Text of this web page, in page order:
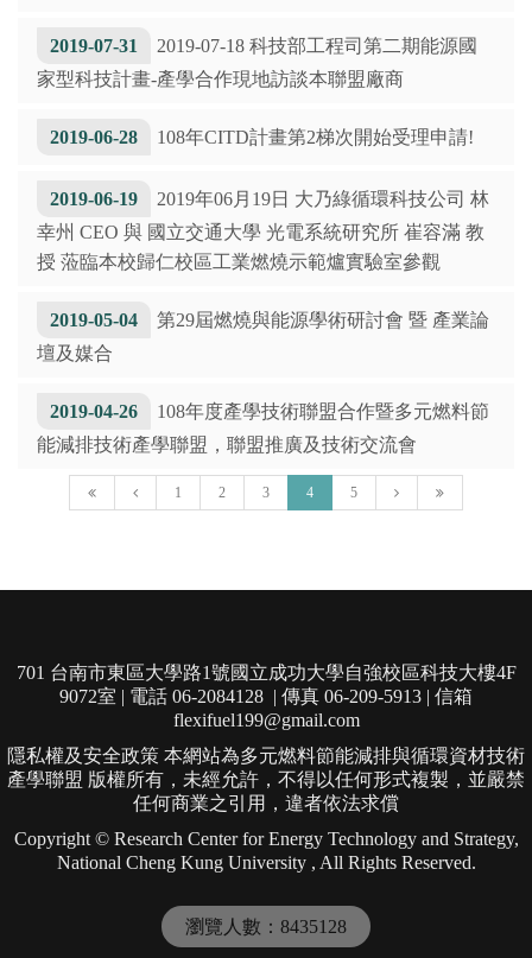
2019-07-31
2019-07-18 科技部工程司第二期能源國
家型科技計畫-產學合作現地訪談本聯盟廠商
2019-06-28 108年CITD計畫第2梯次開始受理申請!
2019-06-19
2019年06月19日 大乃綠循環科技公司 林
幸州 CEO 與 國立交通大學 光電系統研究所 崔容滿 教
授 蒞臨本校歸仁校區工業燃燒示範爐實驗室參觀
2019-05-04
第29屆燃燒與能源學術研討會 暨 產業論
壇及媒合
2019-04-26
108年度產學技術聯盟合作暨多元燃料節
能減排技術產學聯盟，聯盟推廣及技術交流會
1 2 3 4 5
701 台南市東區大學路1號國立成功大學自強校區科技大樓4F
9072室 | 電話 06-2084128 | 傳真 06-209-5913 | 信箱
flexifuel199@gmail.com
隱私權及安全政策 本網站為多元燃料節能減排與循環資材技術
產學聯盟 版權所有，未經允許，不得以任何形式複製，並嚴禁
任何商業之引用，違者依法求償
Copyright © Research Center for Energy Technology and Strategy,
National Cheng Kung University , All Rights Reserved.
瀏覽人數：8435128